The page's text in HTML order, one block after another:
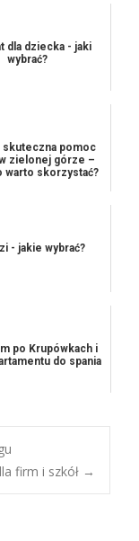
dla dziecka - jaki
wybrać?
skuteczna pomoc
zielonej górze –
warto skorzystać?
- jakie wybrać?
po Krupówkach i
do spania
firm i szkół →